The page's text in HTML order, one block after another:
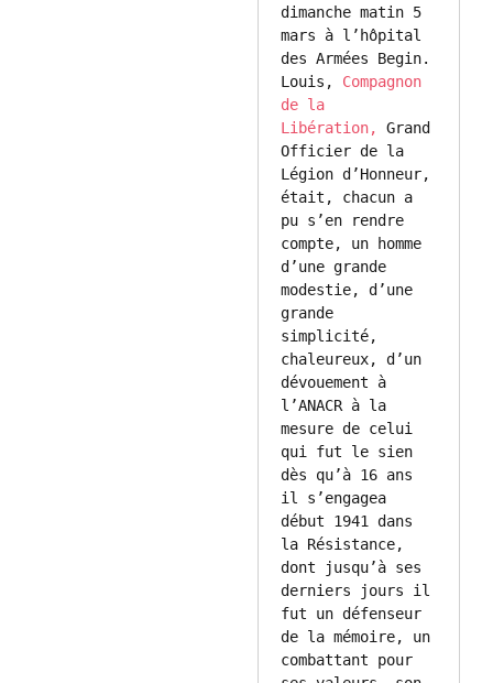
dimanche matin 5
mars à l’hôpital
des Armées Begin.
Louis, Compagnon
de la
Libération,
Grand
Officier de la
Légion d’Honneur,
était, chacun a
pu s’en rendre
compte, un homme
d’une grande
modestie, d’une
grande
simplicité,
chaleureux, d’un
dévouement à
l’ANACR à la
mesure de celui
qui fut le sien
dès qu’à 16 ans
il s’engagea
début 1941 dans
la Résistance,
dont jusqu’à ses
derniers jours il
fut un défenseur
de la mémoire, un
combattant pour